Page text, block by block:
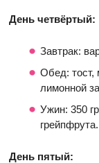
День четвёртый:
Завтрак:
Обед: тост,
лимонной
Ужин: 350
грейпфрута.
День пятый: